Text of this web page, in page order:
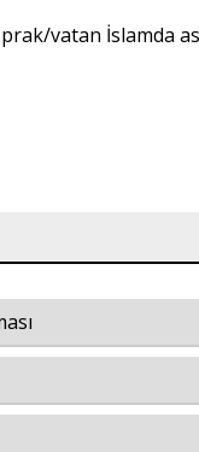
vatan İslamda